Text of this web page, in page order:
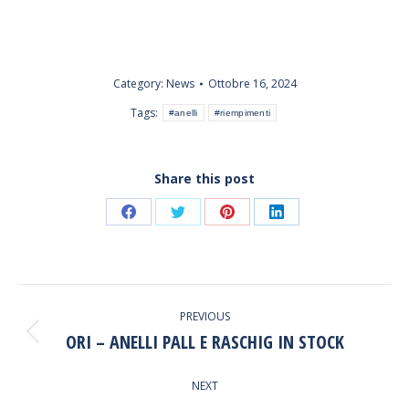
Category: News
Ottobre 16, 2024
Tags:
#anelli #riempimenti
Share this post
Share
Facebook
Share
Twitter
Share
Pinterest
Share
LinkedIn
NAVIGATION
PREVIOUS
Previous
ORI – ANELLI PALL E RASCHIG IN STOCK
NEXT